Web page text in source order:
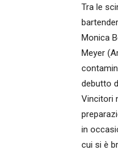
Tra le
Monica
Meyer
debutto
Vincitori
in
cui si è